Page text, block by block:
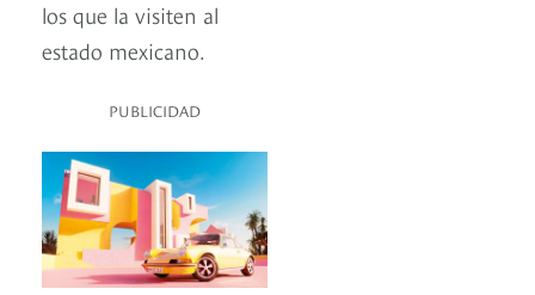
los que la visiten al
estado mexicano.
PUBLICIDAD